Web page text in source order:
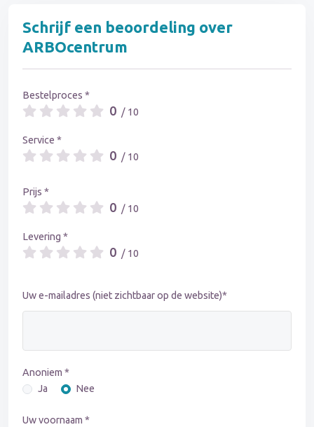
Schrijf een beoordeling over
ARBOcentrum
Bestelproces *
0 / 10
Service *
0 / 10
Prijs *
0 / 10
Levering *
0 / 10
Uw e-mailadres (niet zichtbaar op de website)*
Anoniem *
Ja
Nee
Uw voornaam *